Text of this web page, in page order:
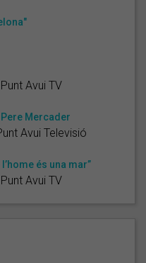
Avui TV
Mercader
Avui Televisió
és una mar”
Avui TV